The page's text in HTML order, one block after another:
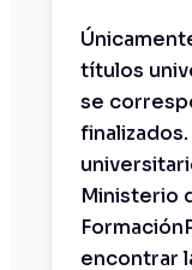
títulos
se
Ministerio
encontrar